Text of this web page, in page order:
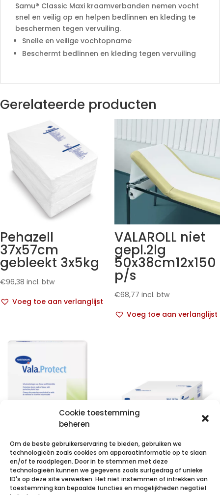
Cookie toestemming
beheren
Om de beste gebruikerservaring te bieden, gebruiken we
technologieën zoals cookies om apparaatinformatie op te slaan
en/of te raadplegen. Door in te stemmen met deze
technologieën kunnen we gegevens zoals surfgedrag of unieke
ID's op deze site verwerken. Het niet instemmen of intrekken van
toestemming kan bepaalde functies en mogelijkheden negatief
Samu® Classic Maxi kraamverbanden nemen vocht
snel en veilig op en helpen bedlinnen en kleding te
beschermen tegen vervuiling.
Snelle en veilige vochtopname
Beschermt bedlinnen en kleding tegen vervuiling
Gerelateerde producten
Pehazell
37x57cm
gebleekt 3x5kg
€96,38 incl. btw
Voeg toe aan verlanglijst
VALAROLL niet
gepl.2lg
50x38cm12x150
p/s
€68,77 incl. btw
Voeg toe aan verlanglijst
VALAPROTECT
basic 38x38cm
250 p/s
VALAPROTECT
basic
80x140cm 4×25